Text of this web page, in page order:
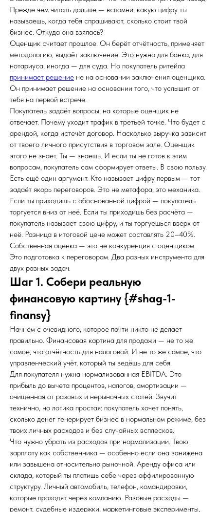
Прежде чем читать дальше — вспомни, какую цифру ты
называешь, когда тебя спрашивают, сколько стоит твой
бизнес. Откуда она взялась?
Оценщик считает прошлое. Он берёт отчётность, применяет
методологию, выдаёт заключение. Это нужно для банка, для
нотариуса, иногда — для суда. Но покупатель ритейла
принимает решение не на основании заключения оценщика.
Он принимает решение на основании того, что услышит от
тебя на первой встрече.
Покупатель задаёт вопросы, на которые оценщик не
отвечает. Почему уходит трафик в третьей точке. Что будет с
арендой, когда истечёт договор. Насколько выручка зависит
от твоего личного присутствия в торговом зале. Оценщик
этого не знает. Ты — знаешь. И если ты не готов к этим
вопросам, покупатель сам сформирует ответы. В свою пользу.
Есть ещё один аргумент. Кто называет цифру первым — тот
задаёт якорь переговоров. Это не метафора, это механика.
Если ты приходишь с обоснованной цифрой — покупатель
торгуется вниз от неё. Если ты приходишь без расчёта —
покупатель называет свою цифру, и ты торгуешься вверх от
неё. Разница в итоговой цене может составлять 20–40%.
Собственная оценка — это не конкуренция с оценщиком.
Это подготовка к переговорам. Два разных инструмента для
двух разных задач.
Шаг 1. Собери реальную
финансовую картину {#shag-1-
finansy}
Начнём с очевидного, которое почти никто не делает
правильно. Финансовая картина для продажи — не то же
самое, что отчётность для налоговой. И не то же самое, что
управленческий учёт, который ты ведёшь для себя.
Для покупателя нужна нормализованная EBITDA. Это
прибыль до вычета процентов, налогов, амортизации —
очищенная от разовых и нерыночных статей. Звучит
технично, но логика простая: покупатель хочет понять,
сколько денег генерирует бизнес в нормальном режиме, без
твоих личных расходов и без случайных всплесков.
Что нужно убрать из расходов при нормализации. Твою
зарплату как собственника — особенно если она занижена
или завышена относительно рыночной. Аренду офиса или
склада, который ты платишь себе через аффилированную
структуру. Личный автомобиль, телефон, командировки,
которые проходят через компанию. Разовые расходы —
ремонт, судебные издержки, маркетинговые эксперименты,